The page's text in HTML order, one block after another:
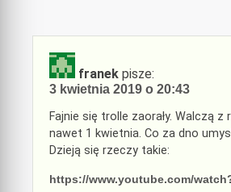
franek pisze:
3 kwietnia 2019 o 20:43
Fajnie się trolle zaorały. Walczą z
nawet 1 kwietnia. Co za dno
Dzieją się rzeczy takie:
https://www.youtube.com/